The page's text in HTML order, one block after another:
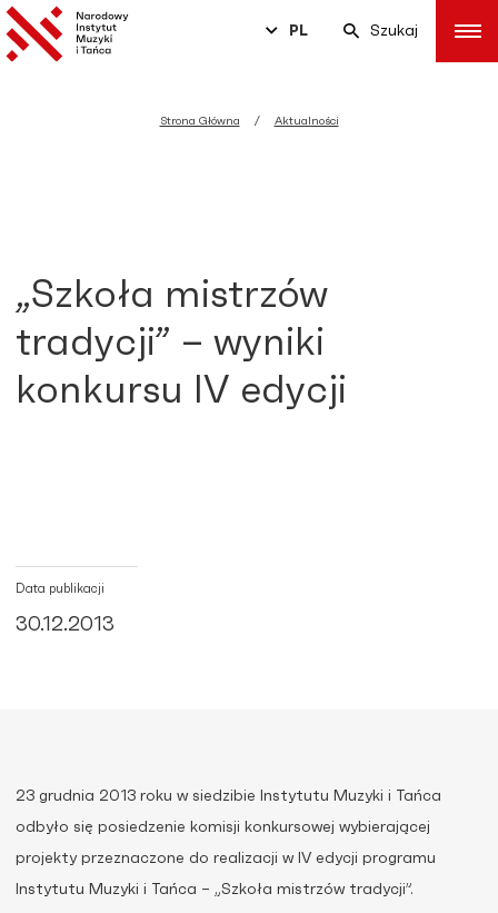
PL Szukaj
Strona Główna Aktualności
„Szkoła mistrzów
tradycji” – wyniki
konkursu IV edycji
Data publikacji
30.12.2013
23 grudnia 2013 roku w siedzibie Instytutu Muzyki i Tańca
odbyło się posiedzenie komisji konkursowej wybierającej
projekty przeznaczone do realizacji w IV edycji programu
Instytutu Muzyki i Tańca – „Szkoła mistrzów tradycji”.